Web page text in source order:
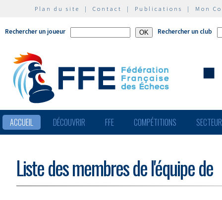
Plan du site | Contact | Publications | Mon
Rechercher un joueur Rechercher un club
ACCUEIL DÉCOUVRIR FFE COMPÉTITIONS
Liste des membres de l'équipe de